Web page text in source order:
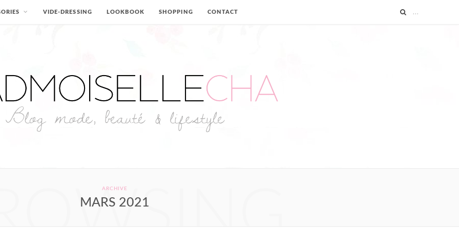
VIDE-DRESSING LOOKBOOK SHOPPING CONTACT
ARCHIVE
MARS 2021